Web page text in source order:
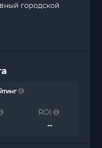
городской
ROI
--